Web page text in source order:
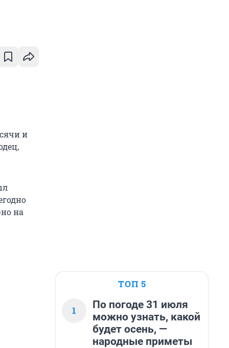
и
на
ТОП 5
1
По погоде 31 июля
можно узнать, какой
будет осень, —
народные приметы